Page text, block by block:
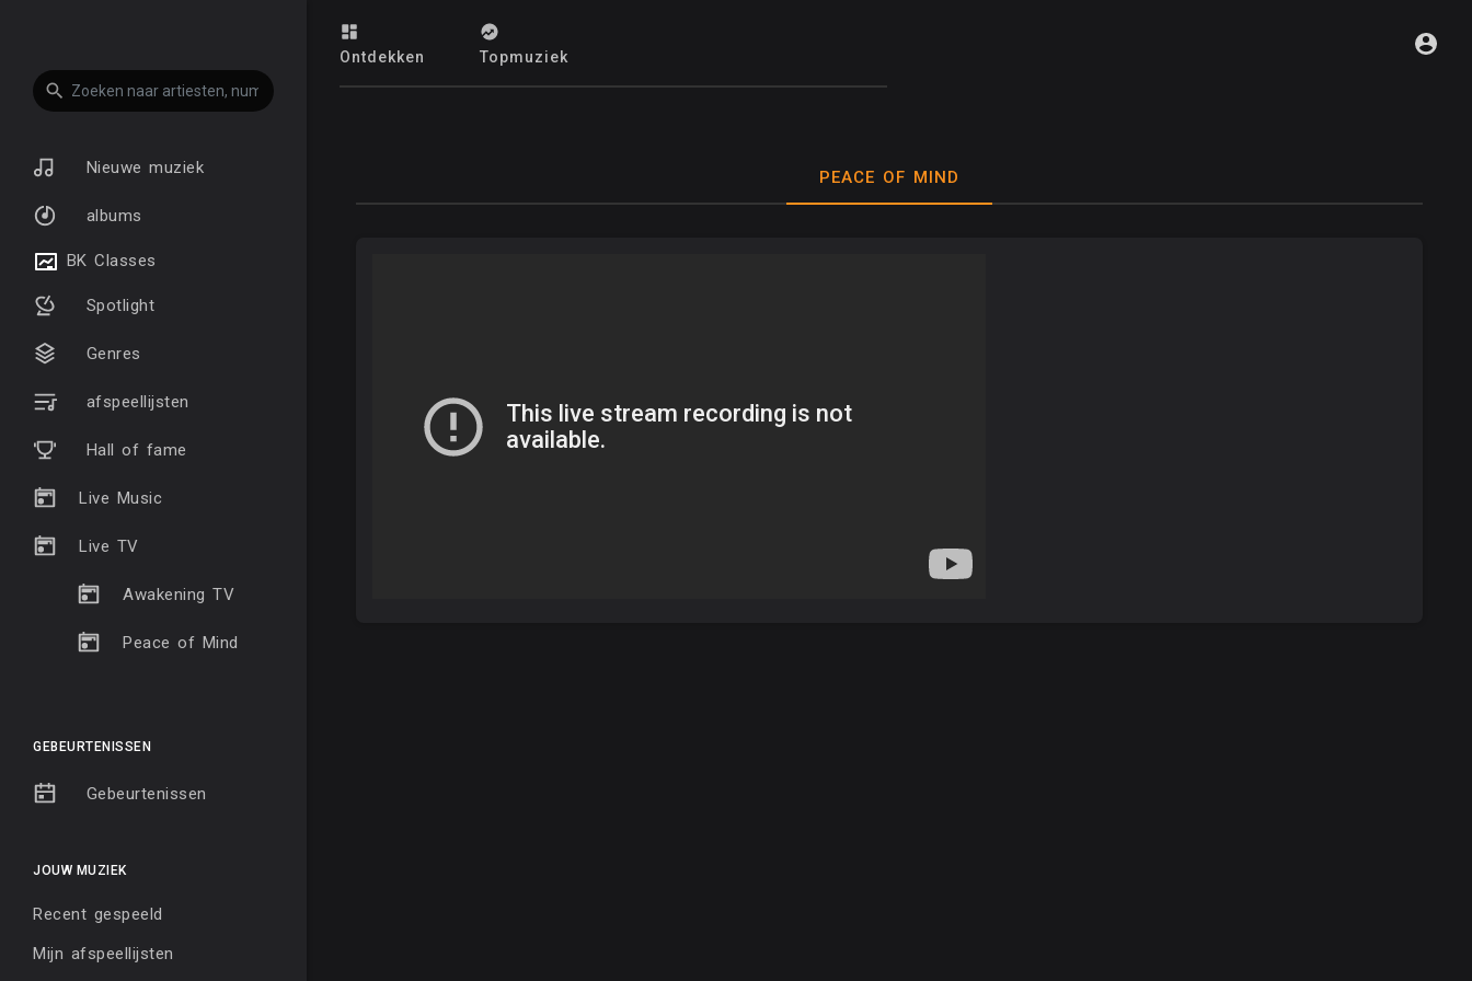
Nieuwe muziek
albums
BK Classes
Spotlight
Genres
afspeellijsten
Hall of fame
Live Music
Live TV
Awakening TV
Peace of Mind
GEBEURTENISSEN
Gebeurtenissen
JOUW MUZIEK
Recent gespeeld
Mijn afspeellijsten
Ontdekken Topmuziek
PEACE OF MIND